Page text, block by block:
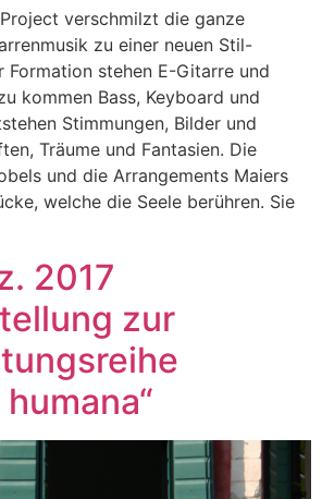
verschmilzt die ganze
zu einer neuen Stil-
Formation stehen E-Gitarre und
kommen Bass, Keyboard und
Stimmungen, Bilder und
Träume und Fantasien. Die
und die Arrangements Maiers
welche die Seele berühren. Sie
2017
zur